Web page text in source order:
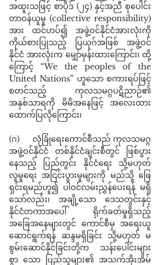
အထူးသဖြင့် စာပိုဒ် (၂၄) နှင့်အညီ စုပေါင်း
တာဝန်ယူမှု (collective responsibility)
အား ထင်ဟပ်၍ အဖွဲ့ဝင်နိုင်ငံအားလုံးကို
ကိုယ်စားပြုသည့် ပြယုဂ်အဖြစ် အဖွဲ့ဝင်
နိုင်ငံ အားလုံးက မျှော်မှန်းထားကြောင်း၊ ထို့
ကြောင့် “We the peoples of the
United Nations” ဟူသော စကားရပ်ဖြင့်
စတင်သည့် ကုလသမဂ္ဂပဋိညာဉ်၏
အနှစ်သာရကို မိမိအနေဖြင့် အလေးထား
ထောက်ပြလိုကြောင်း၊
(ဂ)     လုံခြုံရေးကောင်စီသည် ကုလသမဂ္ဂ
အဖွဲ့ဝင်နိုင်ငံ တစ်နိုင်ငံချင်းစီတွင် ဖြစ်ပွား
နေသည့် ပြည်တွင်း နိုင်ငံရေး သို့မဟုတ်
လူမှုရေး အငြင်းပွားမှုများကို မည်သို့ ဖြေ
ရှင်းရမည်ဟူ၍ ပါဝင်လမ်းညွှန်ပေးရန် မရှိ
သော်လည်း၊ အချို့သော ဒေသတွင်းနှင့်
နိုင်ငံတကာအပေါ် ရိုက်ခတ်မှုရှိသည့်
အခြေအနေများတွင် ကောင်စီမှ အရေးယူ
ဆောင်ရွက်ရန် ဆန္ဒမရှိခြင်း သို့မဟုတ် မ
စွမ်းဆောင်နိုင်ခြင်းတို့က သန်းပေါင်းများ
စွာ သော ပြည်သူများ၏ အသက်အိုးအိမ်